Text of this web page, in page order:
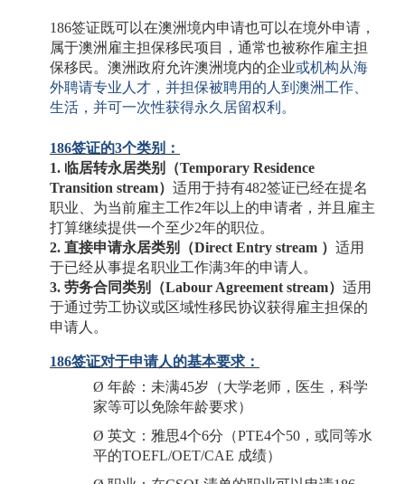
186签证既可以在澳洲境内申请也可以在境外申请，
属于澳洲雇主担保移民项目，通常也被称作雇主担
保移民。澳洲政府允许澳洲境内的企业或机构从海
外聘请专业人才，并担保被聘用的人到澳洲工作、
生活，并可一次性获得永久居留权利。
186签证的3个类别：
1. 临居转永居类别（Temporary Residence
Transition stream） 适用于持有482签证已经在提名
职业、为当前雇主工作2年以上的申请者，并且雇主
打算继续提供一个至少2年的职位。
2. 直接申请永居类别（Direct Entry stream ） 适用
于已经从事提名职业工作满3年的申请人。
3. 劳务合同类别（Labour Agreement stream） 适用
于通过劳工协议或区域性移民协议获得雇主担保的
申请人。
186签证对于申请人的基本要求：
Ø 年龄：未满45岁（大学老师，医生，科学
家等可以免除年龄要求）
Ø 英文：雅思4个6分（PTE4个50，或同等水
平的TOEFL/OET/CAE 成绩）